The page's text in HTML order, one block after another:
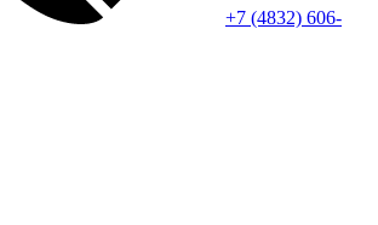
+7 (4832) 606-